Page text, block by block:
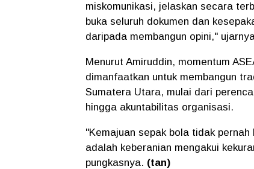
miskomunikasi, jelaskan secara
buka seluruh dokumen dan
daripada membangun opini,"
Menurut Amiruddin, momentum
dimanfaatkan untuk membangun
Sumatera Utara, mulai dari
hingga akuntabilitas organisasi.
"Kemajuan sepak bola tidak
adalah keberanian mengakui
pungkasnya. (tan)